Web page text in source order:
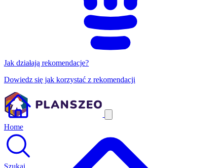
Jak działają rekomendacje?
Dowiedz się jak korzystać z rekomendacji
Home
Szukaj